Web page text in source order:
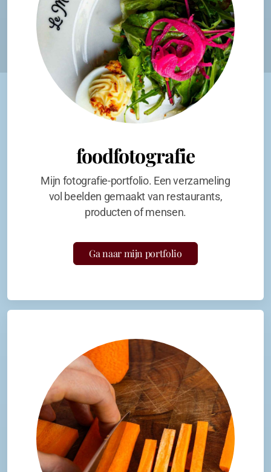
foodfotografie
Mijn fotografie-portfolio. Een verzameling
vol beelden gemaakt van restaurants,
producten of mensen.
Ga naar mijn portfolio